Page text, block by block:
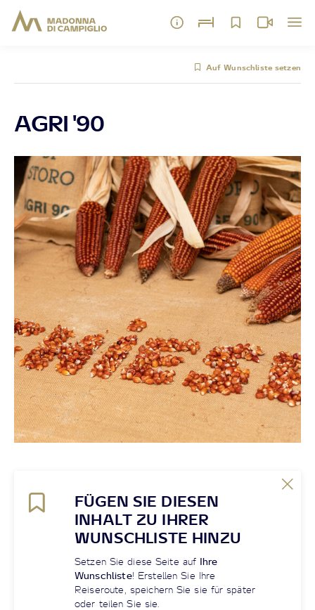
Auf Wunschliste setzen
AGRI '90
FÜGEN SIE DIESEN
INHALT ZU IHRER
WUNSCHLISTE HINZU
Setzen Sie diese Seite auf Ihre
Wunschliste! Erstellen Sie Ihre
Reiseroute, speichern Sie sie für später
oder teilen Sie sie.